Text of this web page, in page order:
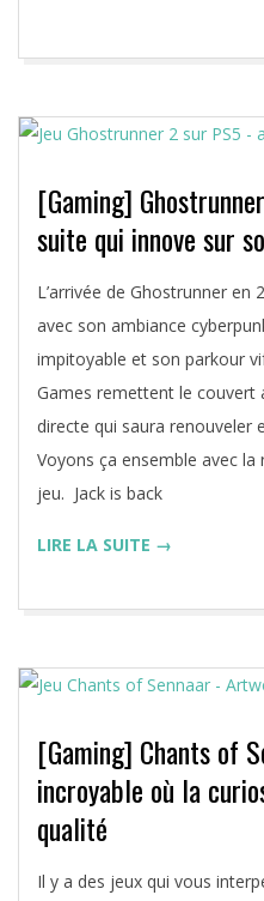
[Gaming]
suite qui innove sur
2023-
10-
23
L’arrivée de Ghostrunner en
avec son ambiance
impitoyable et son parkour
Games remettent le couvert
directe qui saura renouveler
Voyons ça ensemble avec la
jeu. Jack is back
LIRE LA SUITE →
[Gaming] Chants of
incroyable où la
qualité
2023-
Il y a des jeux qui vous